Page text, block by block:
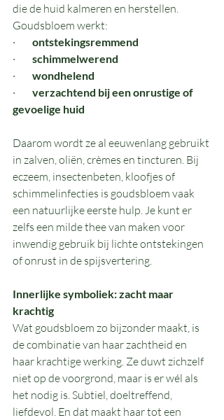
die de huid kalmeren en herstellen.
Goudsbloem werkt:
· ontstekingsremmend
· schimmelwerend
· wondhelend
· verzachtend bij een onrustige of
gevoelige huid
Daarom wordt ze al eeuwenlang gebruikt
in zalven, oliën, crèmes en tincturen. Bij
eczeem, insectenbeten, kloofjes of
schimmelinfecties is goudsbloem vaak
een natuurlijke eerste hulp. Je kunt er
zelfs een milde thee van maken voor
inwendig gebruik bij lichte ontstekingen
of onrust in de spijsvertering.
Innerlijke symboliek: zacht maar
krachtig
Wat goudsbloem zo bijzonder maakt, is
de combinatie van haar zachtheid en
haar krachtige werking. Ze duwt zichzelf
niet op de voorgrond, maar is er wél als
het nodig is. Subtiel, doeltreffend,
liefdevol. En dat maakt haar tot een